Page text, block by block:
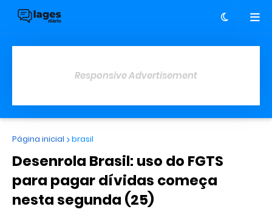
Responsive Advertisement
Página inicial brasil
Desenrola Brasil: uso do FGTS
para pagar dívidas começa
nesta segunda (25)